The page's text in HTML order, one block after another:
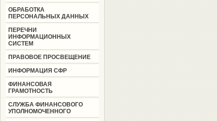
ОБРАБОТКА
ПЕРСОНАЛЬНЫХ ДАННЫХ
ПЕРЕЧНИ
ИНФОРМАЦИОННЫХ
СИСТЕМ
ПРАВОВОЕ ПРОСВЕЩЕНИЕ
ИНФОРМАЦИЯ СФР
ФИНАНСОВАЯ
ГРАМОТНОСТЬ
СЛУЖБА ФИНАНСОВОГО
УПОЛНОМОЧЕННОГО